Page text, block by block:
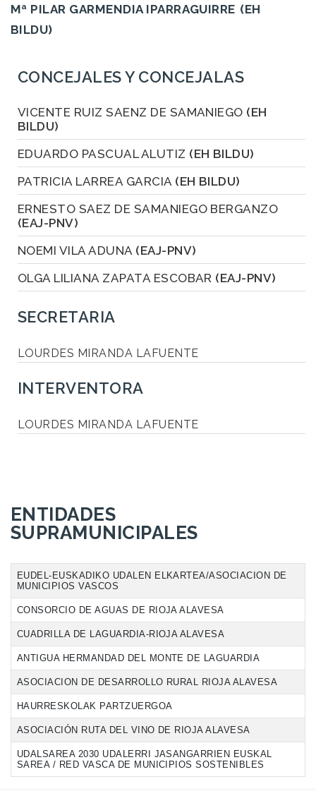
Mª PILAR GARMENDIA IPARRAGUIRRE (EH
BILDU)
CONCEJALES Y CONCEJALAS
VICENTE RUIZ SAENZ DE SAMANIEGO (EH
BILDU)
EDUARDO PASCUAL ALUTIZ (EH BILDU)
PATRICIA LARREA GARCIA (EH BILDU)
ERNESTO SAEZ DE SAMANIEGO BERGANZO
(EAJ-PNV)
NOEMI VILA ADUNA (EAJ-PNV)
OLGA LILIANA ZAPATA ESCOBAR (EAJ-PNV)
SECRETARIA
LOURDES MIRANDA LAFUENTE
INTERVENTORA
LOURDES MIRANDA LAFUENTE
ENTIDADES
SUPRAMUNICIPALES
EUDEL-EUSKADIKO UDALEN ELKARTEA/ASOCIACION DE
MUNICIPIOS VASCOS
CONSORCIO DE AGUAS DE RIOJA ALAVESA
CUADRILLA DE LAGUARDIA-RIOJA ALAVESA
ANTIGUA HERMANDAD DEL MONTE DE LAGUARDIA
ASOCIACION DE DESARROLLO RURAL RIOJA ALAVESA
HAURRESKOLAK PARTZUERGOA
ASOCIACIÓN RUTA DEL VINO DE RIOJA ALAVESA
UDALSAREA 2030 UDALERRI JASANGARRIEN EUSKAL
SAREA / RED VASCA DE MUNICIPIOS SOSTENIBLES